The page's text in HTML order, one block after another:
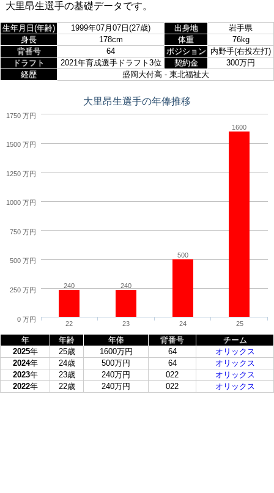
大里昂生選手の基礎データです。
生年月日(年齢) 1999年07月07日(27歳) 出身地
岩手県
身長
178cm 体重
76kg
背番号
64 ポジション 内野手(右投左打)
ドラフト
2021年育成選手ドラフト3位 契約金
300万円
経歴
盛岡大付高 - 東北福祉大
大里昂生選手の年俸推移
240 240
500
1600
22 23 24 25
0 万円
250 万円
500 万円
750 万円
1000 万円
1250 万円
1500 万円
1750 万円
年 年齢 年俸 背番号
チーム
2025年 25歳 1600万円 64
オリックス
2024年 24歳 500万円 64
オリックス
2023年 23歳 240万円 022
オリックス
2022年 22歳 240万円 022 オリックス